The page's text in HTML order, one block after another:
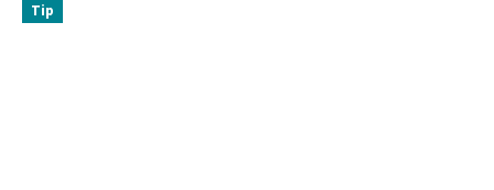
Tip